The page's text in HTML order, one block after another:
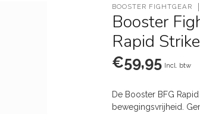
BOOSTER FIGHTGEAR
Booster
Rapid
€59,95 Incl. btw
De Booster BFG
bewegingsvrijheid.